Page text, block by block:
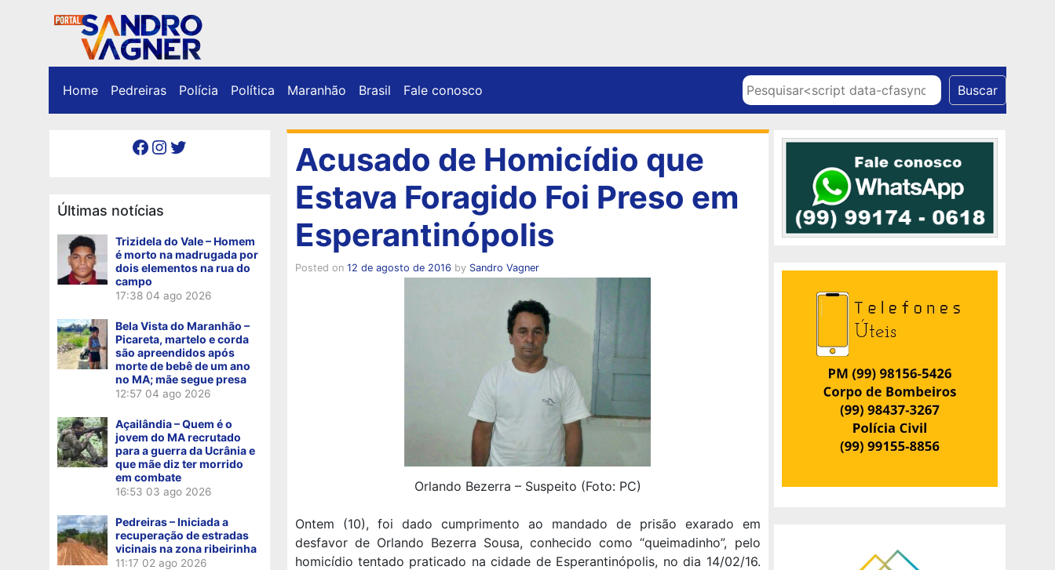
Home Pedreiras Polícia Política Maranhão Brasil Fale conosco Pesquisar Buscar
Facebook Instagram Twitter
Últimas notícias
Trizidela do Vale – Homem
é morto na madrugada por
dois elementos na rua do
campo
17:38 04 ago 2026
Bela Vista do Maranhão –
Picareta, martelo e corda
são apreendidos após
morte de bebê de um ano
no MA; mãe segue presa
12:57 04 ago 2026
Açailândia – Quem é o
jovem do MA recrutado
para a guerra da Ucrânia e
que mãe diz ter morrido
em combate
16:53 03 ago 2026
Pedreiras – Iniciada a
recuperação de estradas
vicinais na zona ribeirinha
11:17 02 ago 2026
Acusado de Homicídio que
Estava Foragido Foi Preso em
Esperantinópolis
Posted on 12 de agosto de 2016 by Sandro Vagner
Orlando Bezerra – Suspeito (Foto: PC)
Ontem (10), foi dado cumprimento ao mandado de prisão exarado em
desfavor de Orlando Bezerra Sousa, conhecido como “queimadinho”, pelo
homicídio tentado praticado na cidade de Esperantinópolis, no dia 14/02/16.